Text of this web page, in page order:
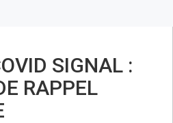
SIGNAL :
RAPPEL